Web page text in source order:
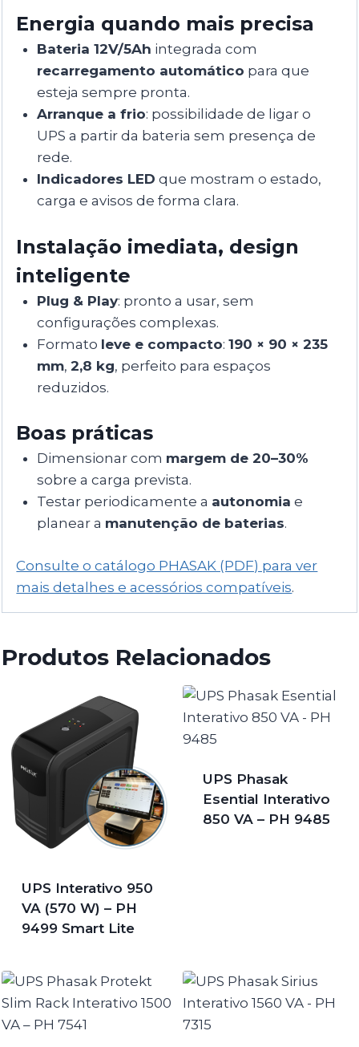
Energia quando mais precisa
Bateria 12V/5Ah integrada com
recarregamento automático para que
esteja sempre pronta.
Arranque a frio: possibilidade de ligar o
UPS a partir da bateria sem presença de
rede.
Indicadores LED que mostram o estado,
carga e avisos de forma clara.
Instalação imediata, design
inteligente
Plug & Play: pronto a usar, sem
configurações complexas.
Formato leve e compacto: 190 × 90 × 235
mm, 2,8 kg, perfeito para espaços
reduzidos.
Boas práticas
Dimensionar com margem de 20–30%
sobre a carga prevista.
Testar periodicamente a autonomia e
planear a manutenção de baterias.
Consulte o catálogo PHASAK (PDF) para ver
mais detalhes e acessórios compatíveis.
Produtos Relacionados
UPS Interativo 950
VA (570 W) – PH
9499 Smart Lite
UPS Phasak
Esential Interativo
850 VA – PH 9485